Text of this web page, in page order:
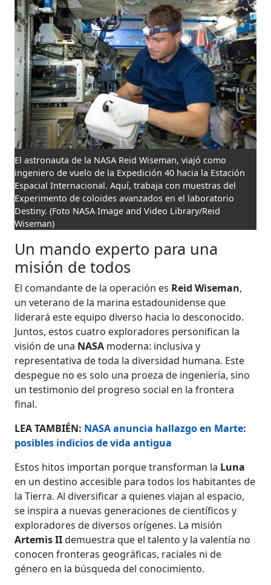
El astronauta de la NASA Reid Wiseman, viajó como
ingeniero de vuelo de la Expedición 40 hacia la Estación
Espacial Internacional. Aquí, trabaja con muestras del
Experimento de coloides avanzados en el laboratorio
Destiny. (Foto NASA Image and Video Library/Reid
Wiseman)
Un mando experto para una
misión de todos
El comandante de la operación es Reid Wiseman,
un veterano de la marina estadounidense que
liderará este equipo diverso hacia lo desconocido.
Juntos, estos cuatro exploradores personifican la
visión de una NASA moderna: inclusiva y
representativa de toda la diversidad humana. Este
despegue no es solo una proeza de ingeniería, sino
un testimonio del progreso social en la frontera
final.
LEA TAMBIÉN: NASA anuncia hallazgo en Marte:
posibles indicios de vida antigua
Estos hitos importan porque transforman la Luna
en un destino accesible para todos los habitantes de
la Tierra. Al diversificar a quienes viajan al espacio,
se inspira a nuevas generaciones de científicos y
exploradores de diversos orígenes. La misión
Artemis IIdemuestra que el talento y la valentía no
conocen fronteras geográficas, raciales ni de
género en la búsqueda del conocimiento.